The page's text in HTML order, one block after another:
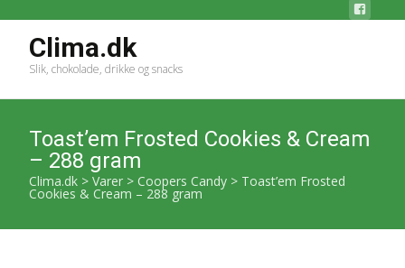
Clima.dk
Slik, chokolade, drikke og snacks
Toast’em Frosted Cookies & Cream
– 288 gram
Clima.dk > Varer > Coopers Candy > Toast’em Frosted
Cookies & Cream – 288 gram